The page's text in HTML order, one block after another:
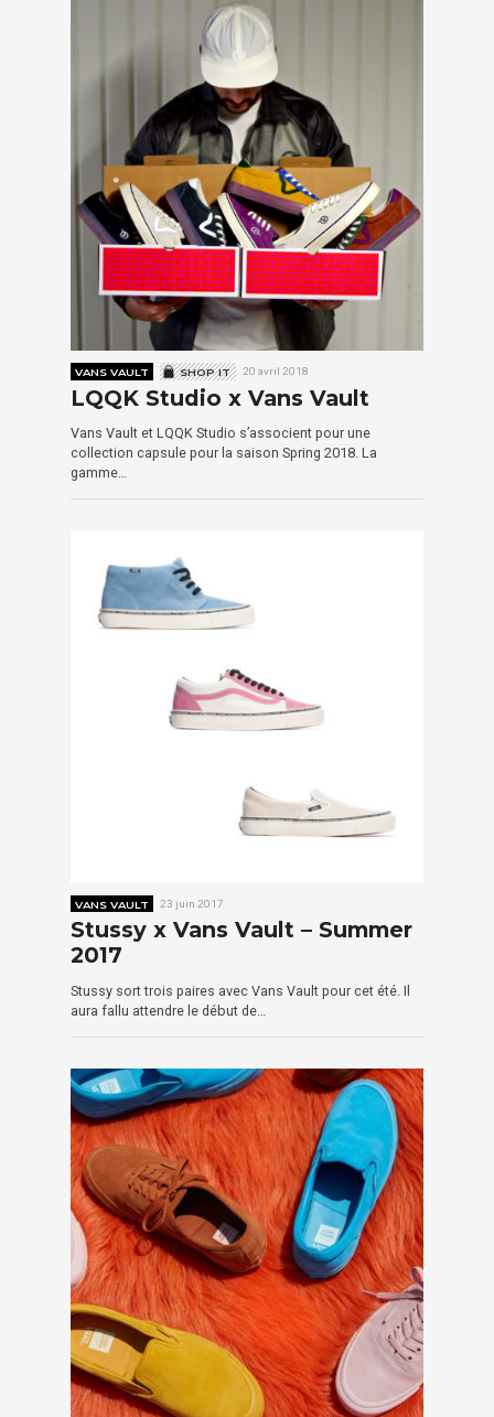
VANS VAULT SHOP IT 20 avril 2018
LQQK Studio x Vans Vault
Vans Vault et LQQK Studio s’associent pour une
collection capsule pour la saison Spring 2018. La
gamme…
VANS VAULT 23 juin 2017
Stussy x Vans Vault – Summer
2017
Stussy sort trois paires avec Vans Vault pour cet été. Il
aura fallu attendre le début de…